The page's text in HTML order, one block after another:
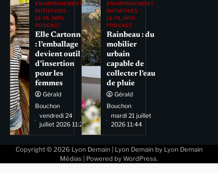
ENVIRONNEMENT
INITIATIVES
LE FIL INFO
PODCAST
Elle Cartonne
: l’emballage
devient outil
d’insertion
pour les
femmes
Gérald
Bouchon
vendredi 24
juillet 2026 11:29
ENVIRONNEMENT
INITIATIVES
LE FIL INFO
PODCAST
Rainbeau : du
mobilier
urbain
capable de
collecter l’eau
de pluie
Gérald
Bouchon
mardi 21 juillet
2026 11:44
Copyright © 2026 Lyon Demain | Lyon Demain by Lyon Demain
Médias | Powered by WordPress.